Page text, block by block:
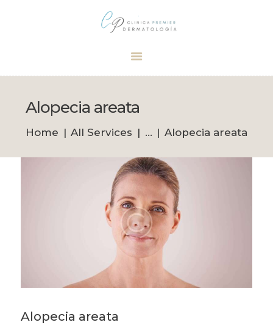
Alopecia areata
Home All Services ... Alopecia areata
Tu dermatólogo de confianza en Palma
INICIO
CITA
BOUTIQUE
Alopecia areata